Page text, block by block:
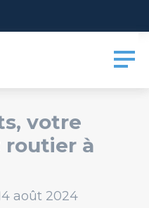
votre
routier à
août 2024